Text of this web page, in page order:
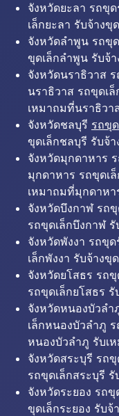
จังหวัดยะลา รถขุ
เล็กยะลา รับจ้าง
จังหวัดลำพูน รถขุ
ขุดเล็กลำพูน รับจ้
จังหวัดนราธิวาส
นราธิวาส รถขุดเ
เหมาถมที่นราธิวา
จังหวัดชลบุรี รถขุ
ขุดเล็กชลบุรี รับจ้
จังหวัดมุกดาหาร
มุกดาหาร รถขุดเ
เหมาถมที่มุกดาหา
จังหวัดบึงกาฬ รถ
รถขุดเล็กบึงกาฬ
จังหวัดพังงา รถขุ
เล็กพังงา รับจ้างขุ
จังหวัดยโสธร รถ
รถขุดเล็กยโสธร
จังหวัดหนองบัวล
เล็กหนองบัวลำภู
หนองบัวลำภู รับเ
จังหวัดสระบุรี รถ
รถขุดเล็กสระบุรี
จังหวัดระยอง รถขุ
ขุดเล็กระยอง รับจ้